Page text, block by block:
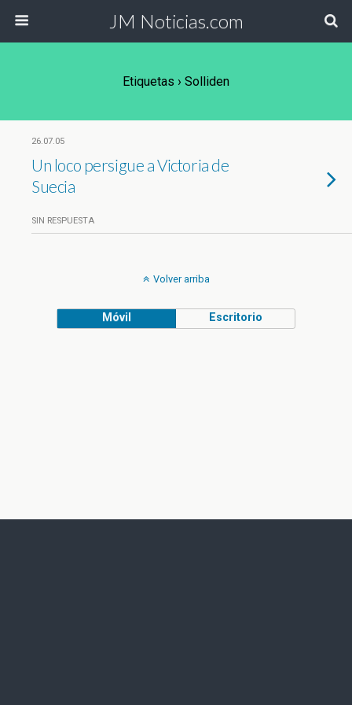
JM Noticias.com
Etiquetas › Solliden
26.07.05
Un loco persigue a Victoria de
Suecia
SIN RESPUESTA
Volver arriba
Móvil Escritorio